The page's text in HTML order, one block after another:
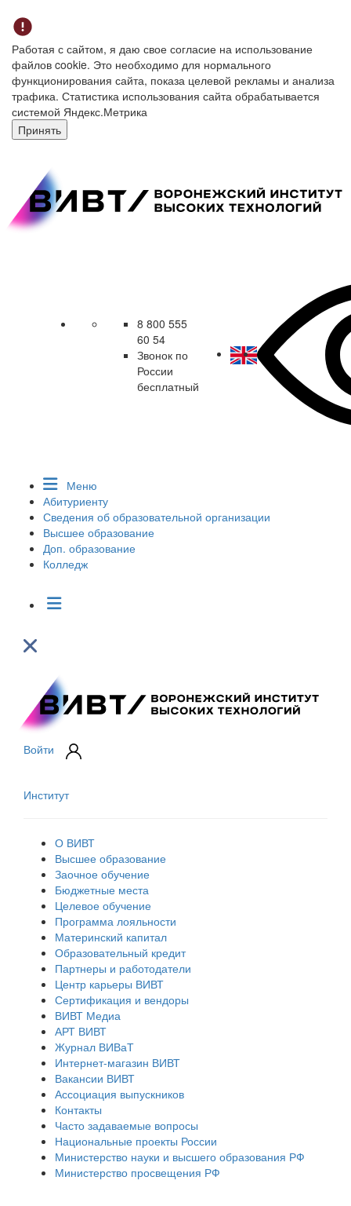
Работая с сайтом, я даю свое согласие на использование
файлов cookie. Это необходимо для нормального
функционирования сайта, показа целевой рекламы и анализа
трафика. Статистика использования сайта обрабатывается
системой Яндекс.Метрика
Принять
8 800 555
60 54
Звонок по
России
бесплатный
Меню
Абитуриенту
Сведения об образовательной организации
Высшее образование
Доп. образование
Колледж
Войти
Институт
О ВИВТ
Высшее образование
Заочное обучение
Бюджетные места
Целевое обучение
Программа лояльности
Материнский капитал
Образовательный кредит
Партнеры и работодатели
Центр карьеры ВИВТ
Сертификация и вендоры
ВИВТ Медиа
АРТ ВИВТ
Журнал ВИВаТ
Интернет-магазин ВИВТ
Вакансии ВИВТ
Ассоциация выпускников
Контакты
Часто задаваемые вопросы
Национальные проекты России
Министерство науки и высшего образования РФ
Министерство просвещения РФ